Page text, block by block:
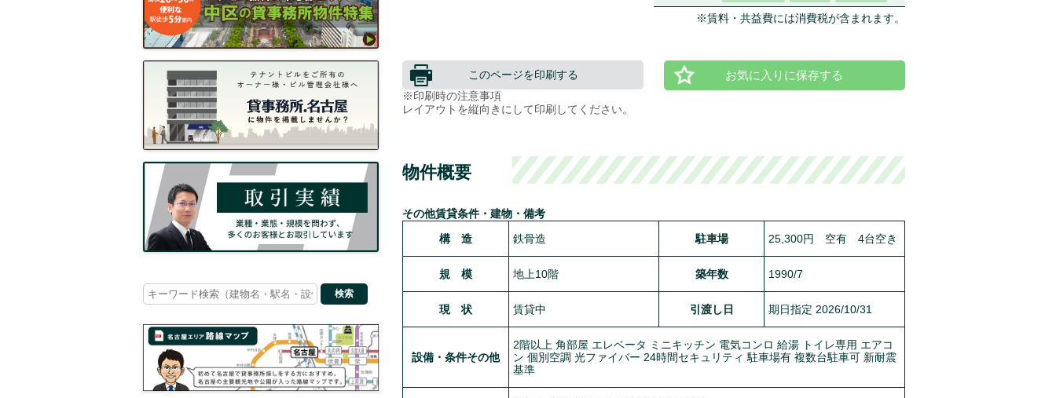
※賃料・共益費には消費税が含まれます。
このページを印刷する
※印刷時の注意事項
レイアウトを縦向きにして印刷してください。
お気に入りに保存する
物件概要
その他賃貸条件・建物・備考
構 造
鉄骨造 駐車場 25,300円 空有 4台空き
規 模 地上10階 築年数 1990/7
現 状 賃貸中 引渡し日 期日指定 2026/10/31
設備・条件その他
2階以上 角部屋 エレベータ ミニキッチン 電気コンロ 給湯 トイレ専用 エアコ
ン 個別空調 光ファイバー 24時間セキュリティ 駐車場有 複数台駐車可 新耐震
基準
Search
for: